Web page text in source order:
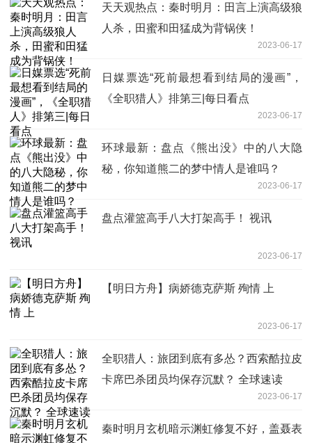
天天观热点：秦时明月：田言上演高级狼
人杀，田蜜和田猛成为背锅侠！
2023-06-17
日媒票选“死前最想看到结局的漫画”，
《全职猎人》排第三|每日看点
2023-06-17
环球最新：盘点《熊出没》中的八大隐
秘，你知道熊二的梦中情人是谁吗？
2023-06-17
盘点灌篮高手八大打架高手！ 视讯
2023-06-17
【明日方舟】病娇德克萨斯 殉情 上
2023-06-17
全职猎人：旅团到底有多怂？西索酷拉皮
卡席巴杀团员均保存沉默？ 全球速读
2023-06-17
秦时明月玄机暗示渊虹修复不好，盖聂表